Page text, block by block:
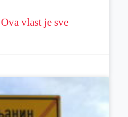
vlast je sve